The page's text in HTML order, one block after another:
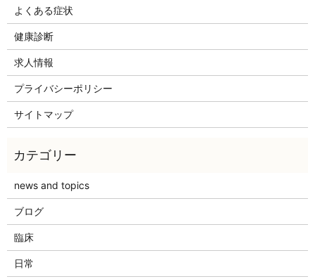
よくある症状
健康診断
求人情報
プライバシーポリシー
サイトマップ
news and topics
ブログ
臨床
日常